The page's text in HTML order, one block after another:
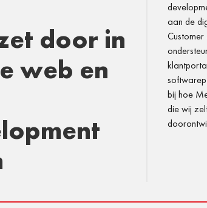
door in
web en
aan de
bij hoe
die wij